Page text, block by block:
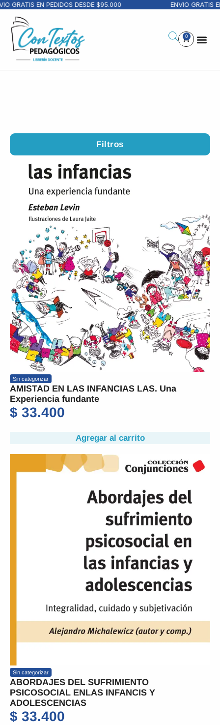
EN PEDIDOS DESDE $95.000 ENVIO GRATIS EN
0
Filtros
Sin categorizar
AMISTAD EN LAS INFANCIAS LAS. Una
Experiencia fundante
$ 33.400
Agregar al carrito
Sin categorizar
ABORDAJES DEL SUFRIMIENTO
PSICOSOCIAL ENLAS INFANCIS Y
ADOLESCENCIAS
$ 33.400